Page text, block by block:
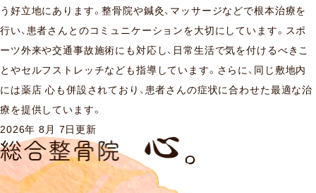
う好立地にあります。整骨院や鍼灸、マッサージなどで根本治療を
行い、患者さんとのコミュニケーションを大切にしています。スポ
ーツ外来や交通事故施術にも対応し、日常生活で気を付けるべきこ
とやセルフストレッチなども指導しています。さらに、同じ敷地内
には薬店 心も併設されており、患者さんの症状に合わせた最適な治
療を提供しています。
2026年 8月 7日更新